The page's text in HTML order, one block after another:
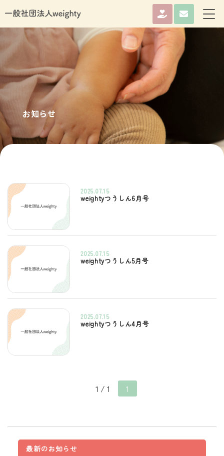
お知らせ
2025.07.15
weightyつうしん6月号
2025.07.15
weightyつうしん5月号
2025.07.15
weightyつうしん4月号
1 / 1 1
最新のお知らせ